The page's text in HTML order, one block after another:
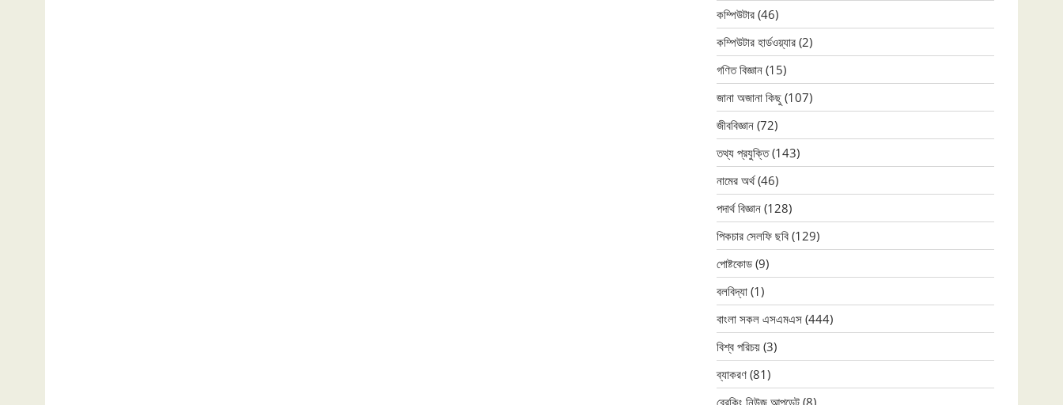
কম্পিউটার (46)
কম্পিউটার হার্ডওয়্যার (2)
গণিত বিজ্ঞান (15)
জানা অজানা কিছু (107)
জীববিজ্ঞান (72)
তথ্য প্রযুক্তি(143)
নামের অর্থ(46)
পদার্থ বিজ্ঞান (128)
পিকচার সেলফি ছবি (129)
পোষ্টকোড (9)
বলবিদ্যা (1)
বাংলা সকল এসএমএস (444)
বিশ্ব পরিচয় (3)
ব্যাকরণ (81)
ব্রেকিং নিউজ আপডেট (8)